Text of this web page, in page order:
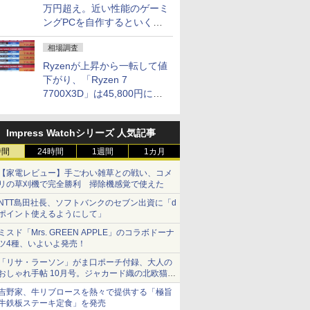
万円超え。近い性能のゲーミ
ングPCを自作するといくら
になる？
相場調査
Ryzenが上昇から一転して値
下がり、「Ryzen 7
7700X3D」は45,800円に急
との価格逆転解消 [8月前半の
CPU価格]
Impress Watchシリーズ 人気記事
24時間 1週間 1カ月
家電レビュー】手ごわい雑草との戦い、コメ
の草刈機で完全勝利 掃除機感覚で使えた
島田社長、ソフトバンクのセブン出資に「d
イント使えるようにして」
スド「Mrs. GREEN APPLE」のコラボドーナ
4種、いよいよ発売！
リサ・ラーソン」がま口ポーチ付録、大人の
しゃれ手帖 10月号。ジャカード織の北欧猫デ
イン
野家、牛リブロースを熱々で提供する「極旨
鉄板ステーキ定食」を発売